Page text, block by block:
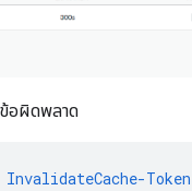
อผิดพลาด
InvalidateCache-Token